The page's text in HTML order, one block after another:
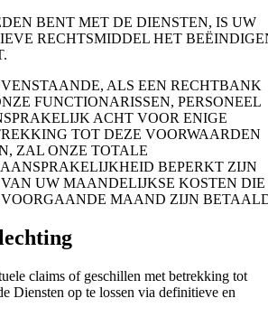
BENT MET DE DIENSTEN, IS UW
RECHTSMIDDEL HET
ALS EEN RECHTBANK
FUNCTIONARISSEN, PERSONEEL
ACHT VOOR ENIGE
TOT DEZE VOORWAARDEN
ZAL ONZE TOTALE
BEPERKT ZIJN
UW MAANDELIJKSE KOSTEN DIE
MAAND ZIJN
claims of geschillen met betrekking tot
Diensten op te lossen via definitieve en